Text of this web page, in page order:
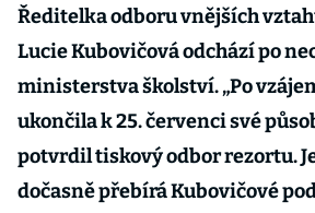
Ředitelka odboru vnějších
Lucie Kubovičová odchází po
ministerstva školství. „Po
ukončila k 25. červenci své
potvrdil tiskový odbor rezortu.
dočasně přebírá Kubovičové